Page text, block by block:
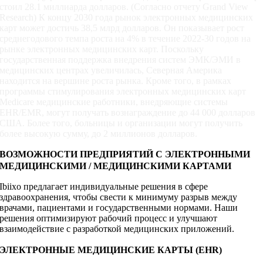
ВОЗМОЖНОСТИ ПРЕДПРИЯТИЙ С ЭЛЕКТРОННЫМИ
МЕДИЦИНСКИМИ / МЕДИЦИНСКИМИ КАРТАМИ
Ibiixo предлагает индивидуальные решения в сфере
здравоохранения, чтобы свести к минимуму разрыв между
врачами, пациентами и государственными нормами. Наши
решения оптимизируют рабочий процесс и улучшают
взаимодействие с разработкой медицинских приложений.
ЭЛЕКТРОННЫЕ МЕДИЦИНСКИЕ КАРТЫ (EHR)